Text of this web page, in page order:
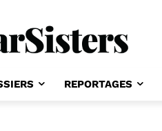
REPORTAGES